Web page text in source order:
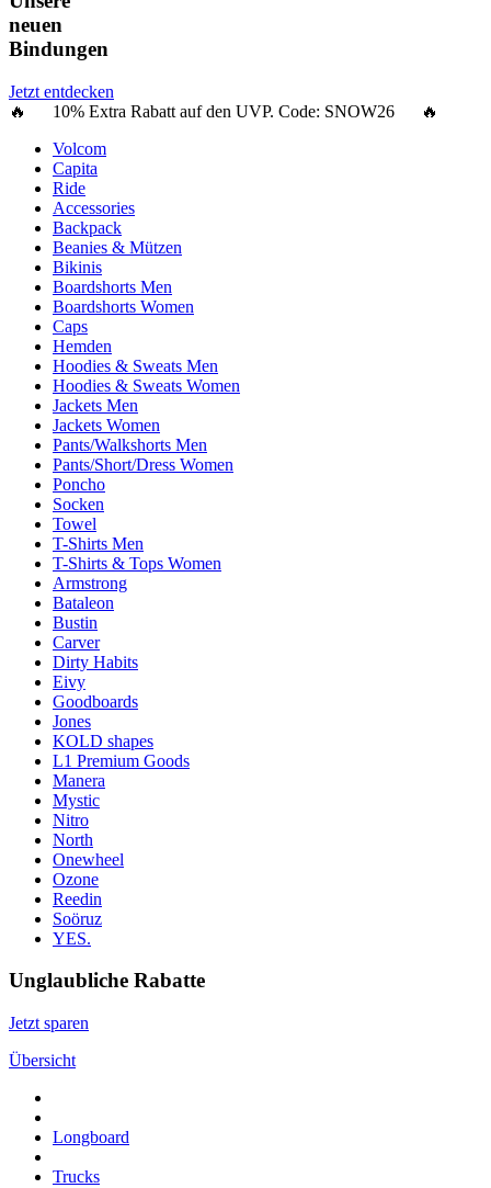
neuen
Bindungen
Jetzt entdecken
🔥 10% Extra Rabatt auf den UVP. Code: SNOW26 🔥
Volcom
Capita
Ride
Accessories
Backpack
Beanies & Mützen
Bikinis
Boardshorts Men
Boardshorts Women
Caps
Hemden
Hoodies & Sweats Men
Hoodies & Sweats Women
Jackets Men
Jackets Women
Pants/Walkshorts Men
Pants/Short/Dress Women
Poncho
Socken
Towel
T-Shirts Men
T-Shirts & Tops Women
Armstrong
Bataleon
Bustin
Carver
Dirty Habits
Eivy
Goodboards
Jones
KOLD shapes
L1 Premium Goods
Manera
Mystic
Nitro
North
Onewheel
Ozone
Reedin
Soöruz
YES.
Unglaubliche Rabatte
Jetzt sparen
Übersicht
Longboard
Trucks